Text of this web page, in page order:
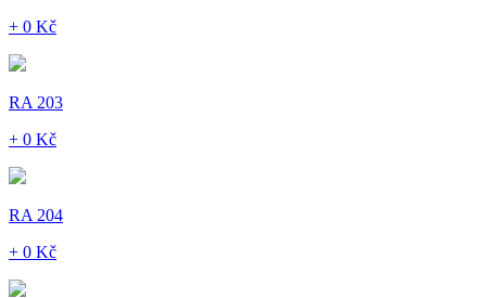
+ 0 Kč
RA 203
+ 0 Kč
RA 204
+ 0 Kč